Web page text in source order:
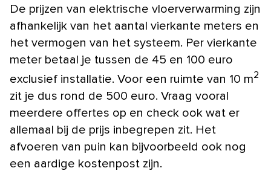
De prijzen van elektrische vloerverwarming zijn
afhankelijk van het aantal vierkante meters en
het vermogen van het systeem. Per vierkante
meter betaal je tussen de 45 en 100 euro
exclusief installatie. Voor een ruimte van 10 m2
zit je dus rond de 500 euro. Vraag vooral
meerdere offertes op en check ook wat er
allemaal bij de prijs inbegrepen zit. Het
afvoeren van puin kan bijvoorbeeld ook nog
een aardige kostenpost zijn.